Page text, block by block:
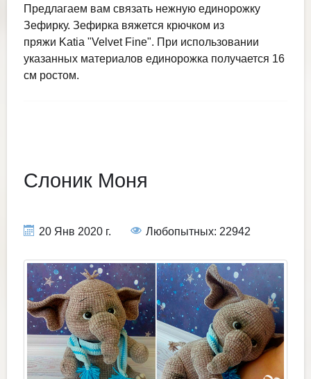
Предлагаем вам связать нежную единорожку
Зефирку. Зефирка вяжется крючком из
пряжи Katia "Velvet Fine". При использовании
указанных материалов единорожка получается 16
см ростом.
Слоник Моня
20 Янв 2020 г. Любопытных: 22942